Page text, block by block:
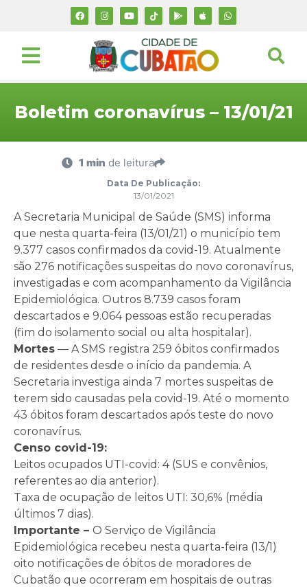
Boletim coronavírus – 13/01/21
1 min de leitura
Data De Publicação:
13/01/2021
A Secretaria Municipal de Saúde (SMS) informa
que nesta quarta-feira (13/01/21) o município tem
9.377 casos confirmados da covid-19. Atualmente
são 276 notificações suspeitas do novo coronavírus,
investigadas e com acompanhamento da Vigilância
Epidemiológica. Outros 8.739 casos foram
descartados e 9.064 pessoas estão recuperadas
(fim do isolamento social ou alta hospitalar).
Mortes — A SMS registra 259 óbitos confirmados
de residentes desde o início da pandemia. A
Secretaria investiga ainda 7 mortes suspeitas de
terem sido causadas pela covid-19. Até o momento
43 óbitos foram descartados após teste do novo
coronavírus.
Censo covid-19:
Leitos ocupados UTI-covid: 4 (SUS e convênios,
referentes ao dia anterior).
Taxa de ocupação de leitos UTI: 30,6% (média
últimos 7 dias).
Importante – O Serviço de Vigilância
Epidemiológica recebeu nesta quarta-feira (13/1)
oito notificações de óbitos de moradores de
Cubatão que ocorreram em hospitais de outras